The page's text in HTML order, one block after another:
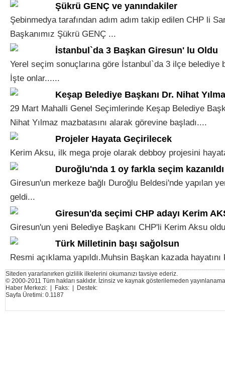
Şükrü GENÇ ve yanındakiler
Şebinmedya tarafından adım adım takip edilen CHP li
Başkanımız Şükrü GENÇ ...
İstanbul`da 3 Başkan Giresun' lu Oldu
Yerel seçim sonuçlarına göre İstanbul`da 3 ilçe belediye
İşte onlar......
Keşap Belediye Başkanı Dr. Nihat
29 Mart Mahalli Genel Seçimlerinde Keşap Belediye
Nihat Yılmaz mazbatasını alarak görevine başladı....
Projeler Hayata Geçirilecek
Kerim Aksu, ilk mega proje olarak debboy projesini
Duroğlu'nda 1 oy farkla seçim kazanıldı
Giresun'un merkeze bağlı Duroğlu Beldesi'nde yapılan
geldi...
Giresun'da seçimi CHP adayı Kerim
Giresun'un yeni Belediye Başkanı CHP'li Kerim Aksu
Türk Milletinin başı sağolsun
Resmi açıklama yapıldı.Muhsin Başkan kazada
Siteden yararlanırken gizlilik ilkelerini okumanızı tavsiye ederiz.
© 2000-2011 Tüm hakları saklıdır. İzinsiz ve kaynak gösterilemeden
Haber Merkezi: | Faks: | Destek:
Sayfa Üretimi: 0.1187